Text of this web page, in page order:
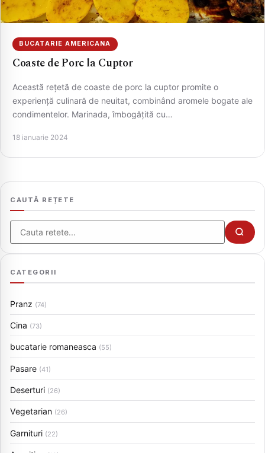
BUCATARIE AMERICANA
Coaste de Porc la Cuptor
Această rețetă de coaste de porc la cuptor promite o
experiență culinară de neuitat, combinând aromele bogate ale
condimentelor. Marinada, îmbogățită cu…
18 ianuarie 2024
CAUTĂ REȚETE
Cauta
CATEGORII
Pranz (74)
Cina (73)
bucatarie romaneasca (55)
Pasare (41)
Deserturi (26)
Vegetarian (26)
Garnituri (22)